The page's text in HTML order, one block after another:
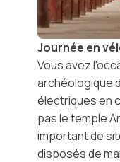
Journée en
Vous avez
archéologique
électriques en
pas letemple
important de
disposés de